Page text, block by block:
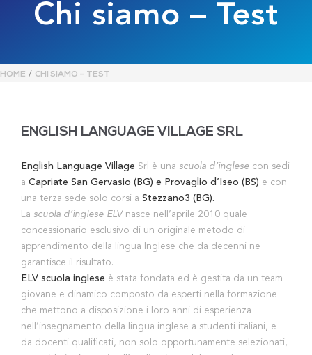
Chi siamo – Test
HOME / CHI SIAMO – TEST
ENGLISH LANGUAGE VILLAGE SRL
English Language Village Srl è una scuola d’inglese con sedi
a Capriate San Gervasio (BG) e Provaglio d’Iseo (BS) e con
una terza sede solo corsi a Stezzano3 (BG).
La scuola d’inglese ELVnasce nell’aprile 2010 quale
concessionario esclusivo di un originale metodo di
apprendimento della lingua Inglese che da decenni ne
garantisce il risultato.
ELV scuola inglese è stata fondata ed è gestita da un team
giovane e dinamico composto da esperti nella formazione
che mettono a disposizione i loro anni di esperienza
nell’insegnamento della lingua inglese a studenti italiani, e
da docenti qualificati, non solo opportunamente selezionati,